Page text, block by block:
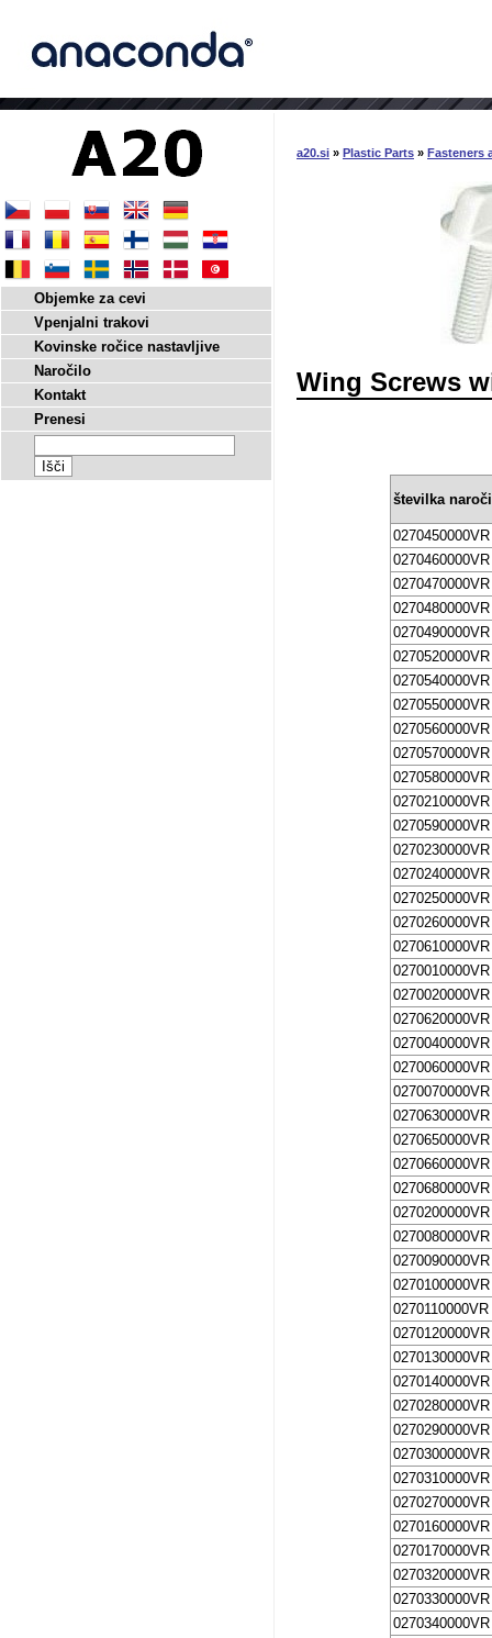
a20.si » Plastic Parts » Fasteners
Wing Screws
številka
0270450000VR
0270460000VR
0270470000VR
0270480000VR
0270490000VR
0270520000VR
0270540000VR
0270550000VR
0270560000VR
0270570000VR
0270580000VR
0270210000VR
0270590000VR
0270230000VR
0270240000VR
0270250000VR
0270260000VR
0270610000VR
0270010000VR
0270020000VR
0270620000VR
0270040000VR
0270060000VR
0270070000VR
0270630000VR
0270650000VR
0270660000VR
0270680000VR
0270200000VR
0270080000VR
0270090000VR
0270100000VR
0270110000VR
0270120000VR
0270130000VR
0270140000VR
0270280000VR
0270290000VR
0270300000VR
0270310000VR
0270270000VR
0270160000VR
0270170000VR
0270320000VR
0270330000VR
0270340000VR
Objemke za cevi
Vpenjalni trakovi
Kovinske ročice nastavljive
Naročilo
Kontakt
Prenesi